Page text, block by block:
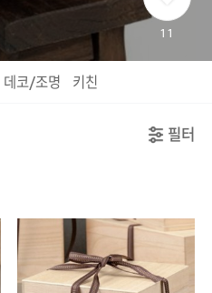
11
데코/조명 키친
필터